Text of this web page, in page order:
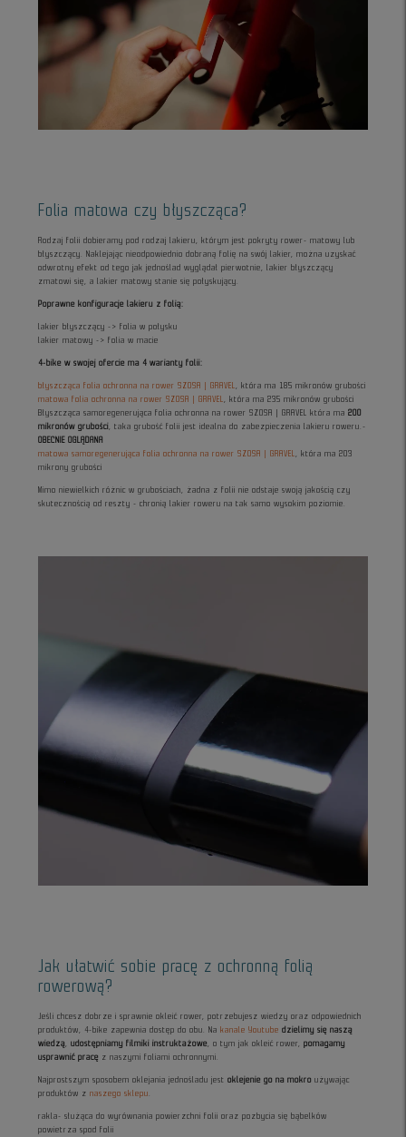
Folia matowa czy błyszcząca?
Rodzaj folii dobieramy pod rodzaj lakieru, którym jest pokryty rower- matowy lub
błyszczący. Naklejając nieodpowiednio dobraną folię na swój lakier, można uzyskać
odwrotny efekt od tego jak jednoślad wyglądał pierwotnie, lakier błyszczący
zmatowi się, a lakier matowy stanie się połyskujący.
Poprawne konfiguracje lakieru z folią:
lakier błyszczący -> folia w połysku
lakier matowy -> folia w macie
4-bike w swojej ofercie ma 4 warianty folii:
błyszcząca folia ochronna na rower SZOSA | GRAVEL
, która ma 185 mikronów grubości
matowa folia ochronna na rower SZOSA | GRAVEL
, która ma 235 mikronów grubości
Błyszcząca samoregenerująca folia ochronna na rower SZOSA | GRAVEL która ma200
mikronów grubości
, taka grubość folii jest idealna do zabezpieczenia lakieru roweru.-
OBECNIE OGLĄDANA
matowa samoregenerująca folia ochronna na rower SZOSA | GRAVEL
, która ma 203
mikrony grubości
Mimo niewielkich różnic w grubościach, żadna z folii nie odstaje swoją jakością czy
skutecznością od reszty - chronią lakier roweru na tak samo wysokim poziomie.
Jak ułatwić sobie pracę z ochronną folią
rowerową?
Jeśli chcesz dobrze i sprawnie okleić rower, potrzebujesz wiedzy oraz odpowiednich
produktów, 4-bike zapewnia dostęp do obu. Na kanale Youtube dzielimy się naszą
wiedzą
,udostępniamy filmiki instruktażowe , o tym jak okleić rower,pomagamy
usprawnić pracę z naszymi foliami ochronnymi.
Najprostszym sposobem oklejania jednośladu jestoklejenie go na mokro używając
produktów znaszego sklepu
rakla- służąca do wyrównania powierzchni folii oraz pozbycia się bąbelków
powietrza spod folii